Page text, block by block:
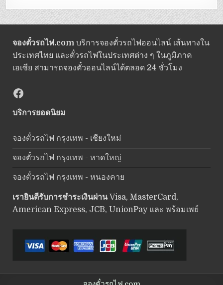
จองตั๋วรถไฟ.comบริการจองตั๋วรถไฟออนไลน์ เส้นทางใน
ประเทศไทย และตั๋วรถไฟในประเทศต่าง ๆ ในภูมิภาค
เอเซีย สามารถจองตั๋วออนไลน์ได้ตลอด 24 ชั่วโมง
Facebook
บริการยอดนิยม
จองตั๋วรถไฟ กรุงเทพ - เชียงใหม่
จองตั๋วรถไฟ กรุงเทพ - หาดใหญ่
จองตั๋วรถไฟ กรุงเทพ - หนองคาย
เรายินดีรับการชำระเงินผ่านVisa, MasterCard,
American Express, JCB, UnionPay และ พร้อมเพย์